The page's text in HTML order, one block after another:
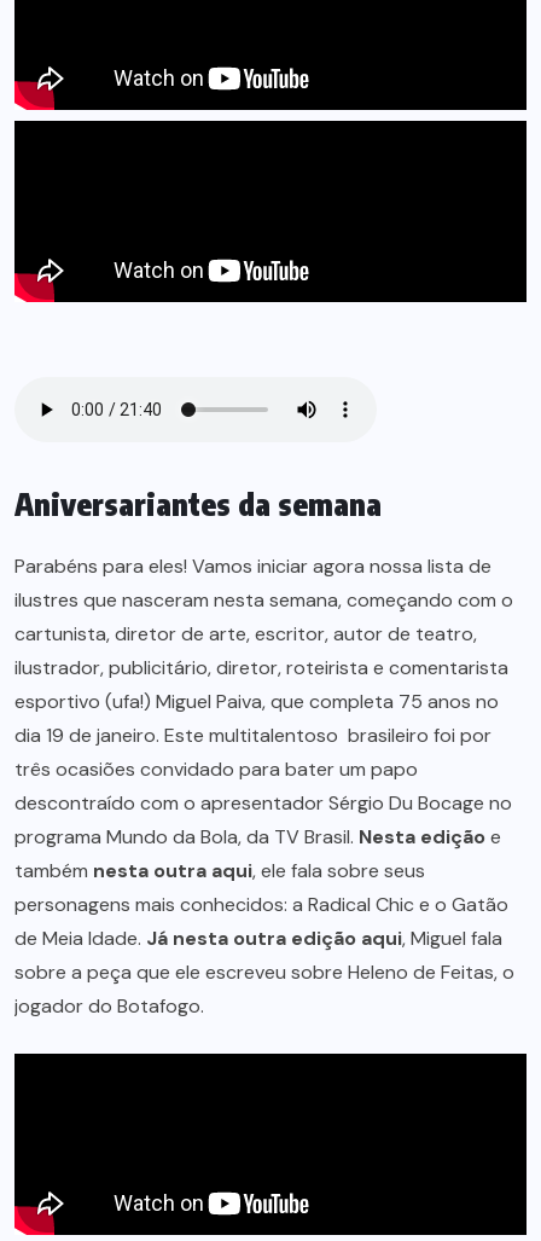
Aniversariantes da semana
Parabéns para eles! Vamos iniciar agora nossa lista de
ilustres que nasceram nesta semana, começando com o
cartunista, diretor de arte, escritor, autor de teatro,
ilustrador, publicitário, diretor, roteirista e comentarista
esportivo (ufa!) Miguel Paiva, que completa 75 anos no
dia 19 de janeiro. Este multitalentoso brasileiro foi por
três ocasiões convidado para bater um papo
descontraído com o apresentador Sérgio Du Bocage no
programa Mundo da Bola, da TV Brasil. Nesta ediçãoe
também nesta outra aqui, ele fala sobre seus
personagens mais conhecidos: a Radical Chic e o Gatão
de Meia Idade. Já nesta outra edição aqui, Miguel fala
sobre a peça que ele escreveu sobre Heleno de Feitas, o
jogador do Botafogo.